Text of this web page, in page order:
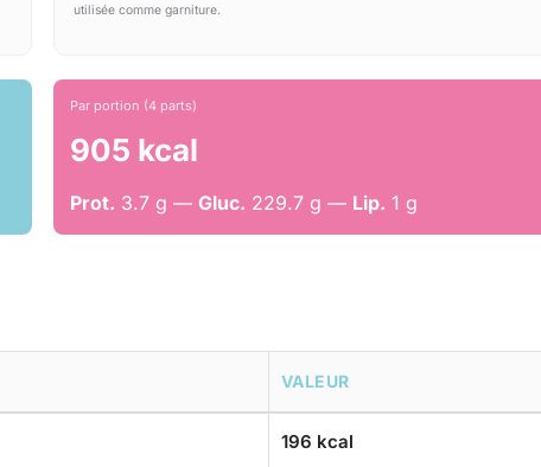
utilisée comme garniture.
Par portion (4 parts)
905 kcal
Prot. 3.7 g —Gluc. 229.7 g — Lip. 1 g
VALEUR
196 kcal